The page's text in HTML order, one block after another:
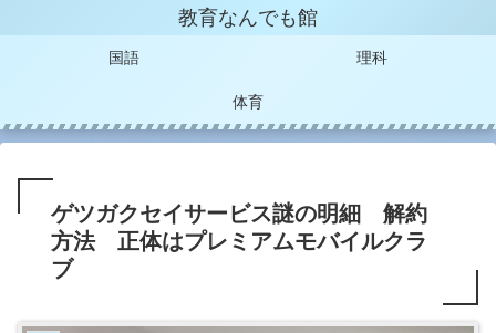
教育なんでも館
国語 理科
体育
ゲツガクセイサービス謎の明細 解約
方法 正体はプレミアムモバイルクラ
ブ